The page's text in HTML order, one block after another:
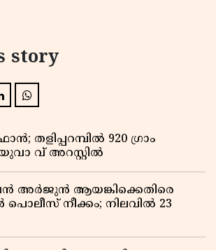
story
തളിപ്പറമ്പിൽ 920 ഗ്രാം
വ് അറസ്റ്റിൽ
അർജുൻ ആയങ്കിക്കെതിരെ
പൊലീസ് നീക്കം; നിലവിൽ 23